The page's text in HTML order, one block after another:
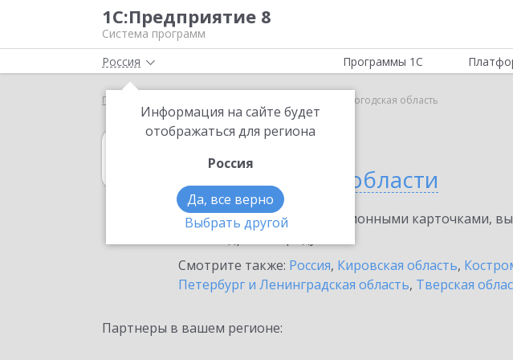
1С:Предприятие 8
Система программ
Россия
Информация на сайте будет
отображаться для региона
Россия
Да, все верно
Выбрать другой
Программы 1С
Главная Вологодская область
1С:Договоры
в Вологодской области
Ознакомьтесь с информационными карточками,
Смотрите также: Россия, Кировская область,
Петербург и Ленинградская область, Тверская
Партнеры в вашем регионе: